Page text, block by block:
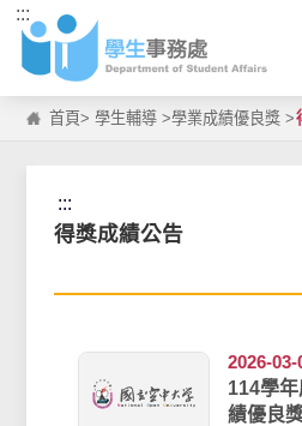
跳到主要內容區塊
:::
首頁>學生輔導 >學業成績優良獎 >
:::
得獎成績公告
2026-03-
114學
績優良